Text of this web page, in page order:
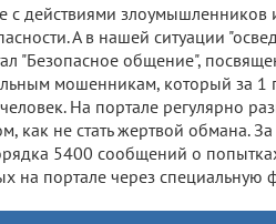
с действиями
А в нашей ситуации
"Безопасное общение",
мошенникам, который за 1
На портале регулярно
как не стать жертвой обмана.
5400 сообщений о
на портале через специальную